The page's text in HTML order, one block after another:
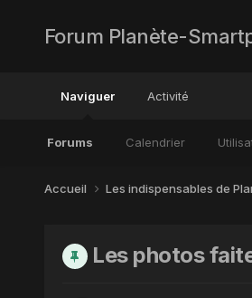
Forum Planète-
Naviguer
Forums Calendrier
Activité
Accueil Les indispensables de
Les photos